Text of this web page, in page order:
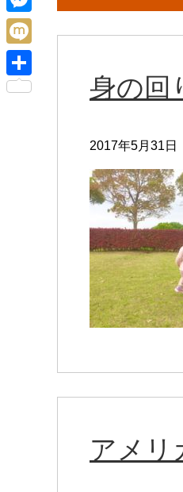
身の回
2017年5月31日
アメ
k
r
a
v
e
n
M
e
s
M
i共